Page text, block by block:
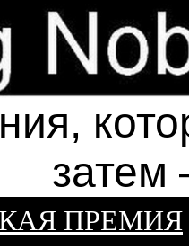
затем
ПРЕМИЯ